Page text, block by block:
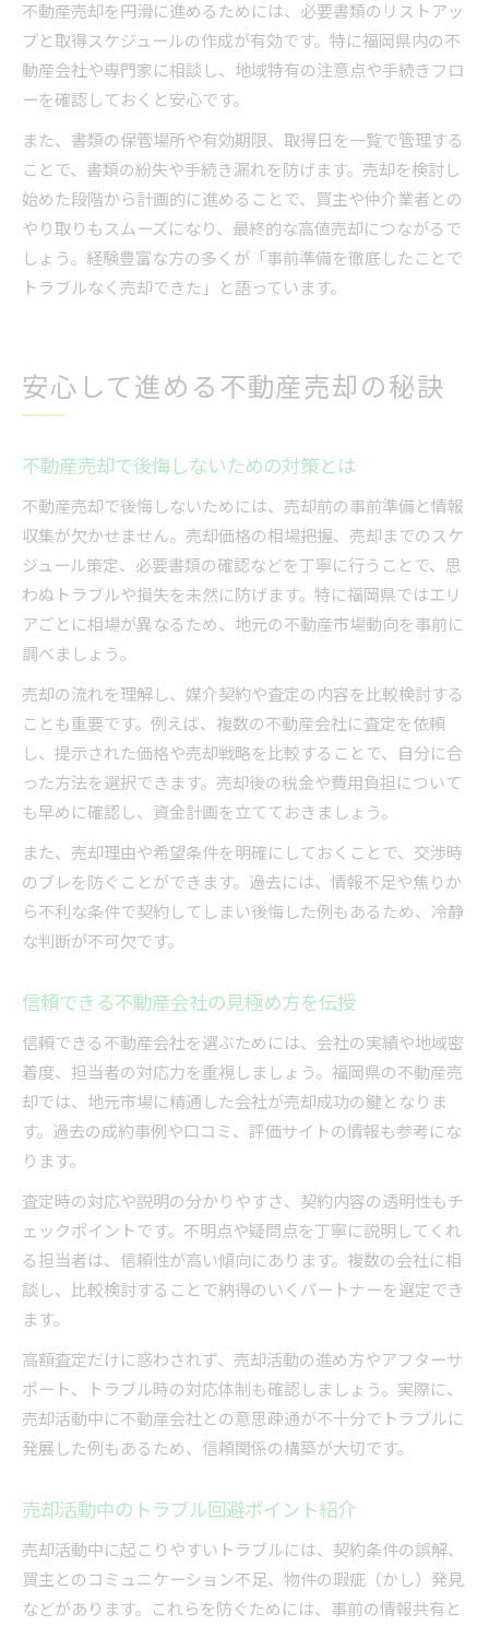
不動産売却を円滑に進めるためには、必要書類のリストアッ
プと取得スケジュールの作成が有効です。特に福岡県内の不
動産会社や専門家に相談し、地域特有の注意点や手続きフロ
ーを確認しておくと安心です。
また、書類の保管場所や有効期限、取得日を一覧で管理する
ことで、書類の紛失や手続き漏れを防げます。売却を検討し
始めた段階から計画的に進めることで、買主や仲介業者との
やり取りもスムーズになり、最終的な高値売却につながるで
しょう。経験豊富な方の多くが「事前準備を徹底したことで
トラブルなく売却できた」と語っています。
安心して進める不動産売却の秘訣
不動産売却で後悔しないための対策とは
不動産売却で後悔しないためには、売却前の事前準備と情報
収集が欠かせません。売却価格の相場把握、売却までのスケ
ジュール策定、必要書類の確認などを丁寧に行うことで、思
わぬトラブルや損失を未然に防げます。特に福岡県ではエリ
アごとに相場が異なるため、地元の不動産市場動向を事前に
調べましょう。
売却の流れを理解し、媒介契約や査定の内容を比較検討する
ことも重要です。例えば、複数の不動産会社に査定を依頼
し、提示された価格や売却戦略を比較することで、自分に合
った方法を選択できます。売却後の税金や費用負担について
も早めに確認し、資金計画を立てておきましょう。
また、売却理由や希望条件を明確にしておくことで、交渉時
のブレを防ぐことができます。過去には、情報不足や焦りか
ら不利な条件で契約してしまい後悔した例もあるため、冷静
な判断が不可欠です。
信頼できる不動産会社の見極め方を伝授
信頼できる不動産会社を選ぶためには、会社の実績や地域密
着度、担当者の対応力を重視しましょう。福岡県の不動産売
却では、地元市場に精通した会社が売却成功の鍵となりま
す。過去の成約事例や口コミ、評価サイトの情報も参考にな
ります。
査定時の対応や説明の分かりやすさ、契約内容の透明性もチ
ェックポイントです。不明点や疑問点を丁寧に説明してくれ
る担当者は、信頼性が高い傾向にあります。複数の会社に相
談し、比較検討することで納得のいくパートナーを選定でき
ます。
高額査定だけに惑わされず、売却活動の進め方やアフターサ
ポート、トラブル時の対応体制も確認しましょう。実際に、
売却活動中に不動産会社との意思疎通が不十分でトラブルに
発展した例もあるため、信頼関係の構築が大切です。
売却活動中のトラブル回避ポイント紹介
売却活動中に起こりやすいトラブルには、契約条件の誤解、
買主とのコミュニケーション不足、物件の瑕疵（かし）発見
などがあります。これらを防ぐためには、事前の情報共有と